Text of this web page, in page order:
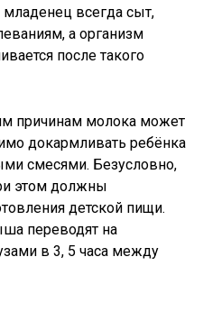
всегда сыт,
а организм
после такого
причинам молока может
докармливать ребёнка
смесями. Безусловно,
этом должны
детской пищи.
переводят на
в 3, 5 часа между